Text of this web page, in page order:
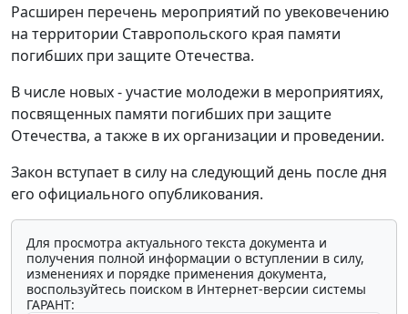
Расширен перечень мероприятий по увековечению
на территории Ставропольского края памяти
погибших при защите Отечества.
В числе новых - участие молодежи в мероприятиях,
посвященных памяти погибших при защите
Отечества, а также в их организации и проведении.
Закон вступает в силу на следующий день после дня
его официального опубликования.
Для просмотра актуального текста документа и
получения полной информации о вступлении в силу,
изменениях и порядке применения документа,
воспользуйтесь поиском в Интернет-версии системы
ГАРАНТ: